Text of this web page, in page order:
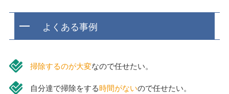
よくある事例
掃除するのが大変なので任せたい。
自分達で掃除をする時間がないので任せたい。